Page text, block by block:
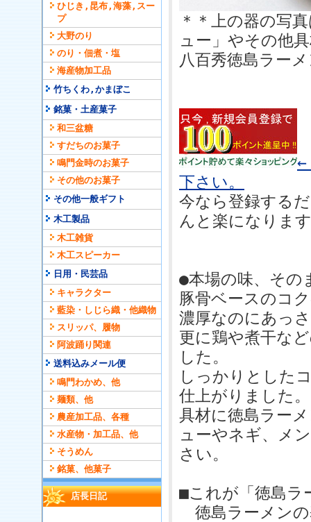
ひじき,昆布,海藻,スー
プ
大野のり
のり・佃煮・塩
海産物加工品
竹ちくわ,かまぼこ
銘菓・土産菓子
和三盆糖
すだちのお菓子
鳴門金時のお菓子
その他のお菓子
その他一般ギフト
木工製品
木工雑貨
木工スピーカー
日用・民芸品
キャラクター
藍染・しじら織・他織物
スリッパ、履物
阿波踊り関連
送料込みメール便
鳴門わかめ、他
麺類、他
農産加工品、各種
水産物・加工品、他
そうめん
銘菓、他菓子
店長日記
＊＊上の器の写
ュー」やその他
八百秀徳島ラー
←
下さい。
今なら登録する
んと楽になりま
●本場の味、その
豚骨ベースのコ
濃厚なのにあっ
更に鶏や煮干な
した。
しっかりとした
仕上がりました。
具材に徳島ラー
ューやネギ、メ
さい。
■これが「徳島ラ
徳島ラーメンの